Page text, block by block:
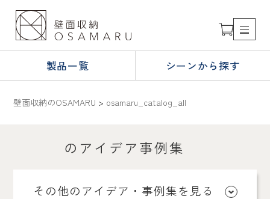
製品一覧 シーンから探す
壁面収納のOSAMARU > osamaru_catalog_all
のアイデア事例集
その他のアイデア・事例集を見る